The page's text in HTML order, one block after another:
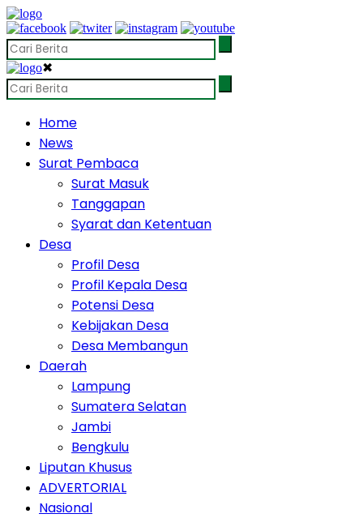
✖
Home
News
Surat Pembaca
Surat Masuk
Tanggapan
Syarat dan Ketentuan
Desa
Profil Desa
Profil Kepala Desa
Potensi Desa
Kebijakan Desa
Desa Membangun
Daerah
Lampung
Sumatera Selatan
Jambi
Bengkulu
Liputan Khusus
ADVERTORIAL
Nasional